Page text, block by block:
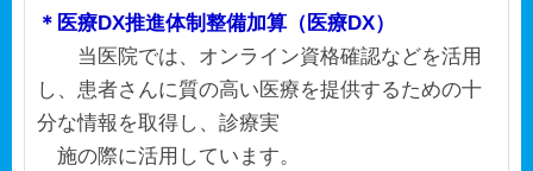
＊医療DX推進体制整備加算（医療DX）
当医院では、オンライン資格確認などを活用
し、患者さんに質の高い医療を提供するための十
分な情報を取得し、診療実
施の際に活用しています。